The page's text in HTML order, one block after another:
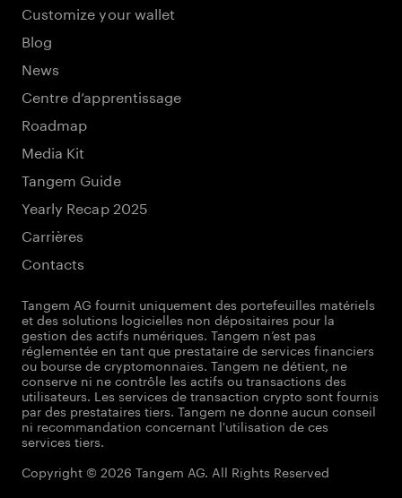
Customize your wallet
Blog
News
Centre d’apprentissage
Roadmap
Media Kit
Tangem Guide
Yearly Recap 2025
Carrières
Contacts
Tangem AG fournit uniquement des portefeuilles matériels
et des solutions logicielles non dépositaires pour la
gestion des actifs numériques. Tangem n’est pas
réglementée en tant que prestataire de services financiers
ou bourse de cryptomonnaies. Tangem ne détient, ne
conserve ni ne contrôle les actifs ou transactions des
utilisateurs. Les services de transaction crypto sont fournis
par des prestataires tiers. Tangem ne donne aucun conseil
ni recommandation concernant l'utilisation de ces
services tiers.